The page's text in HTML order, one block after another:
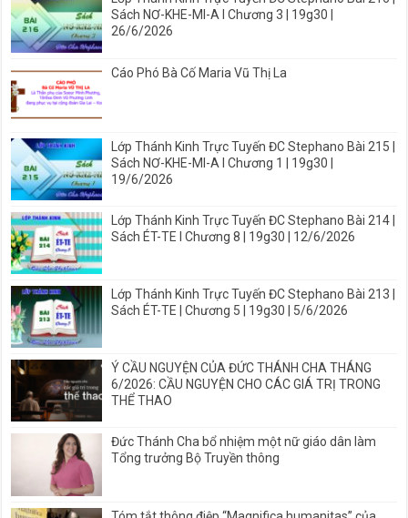
Sách NƠ-KHE-MI-A I Chương 3 | 19g30 |
26/6/2026
Cáo Phó Bà Cố Maria Vũ Thị La
Lớp Thánh Kinh Trực Tuyến ĐC Stephano Bài 215 |
Sách NƠ-KHE-MI-A I Chương 1 | 19g30 |
19/6/2026
Lớp Thánh Kinh Trực Tuyến ĐC Stephano Bài 214 |
Sách ÉT-TE I Chương 8 | 19g30 | 12/6/2026
Lớp Thánh Kinh Trực Tuyến ĐC Stephano Bài 213 |
Sách ÉT-TE | Chương 5 | 19g30 | 5/6/2026
Ý CẦU NGUYỆN CỦA ĐỨC THÁNH CHA THÁNG
6/2026: CẦU NGUYỆN CHO CÁC GIÁ TRỊ TRONG
THỂ THAO
Đức Thánh Cha bổ nhiệm một nữ giáo dân làm
Tổng trưởng Bộ Truyền thông